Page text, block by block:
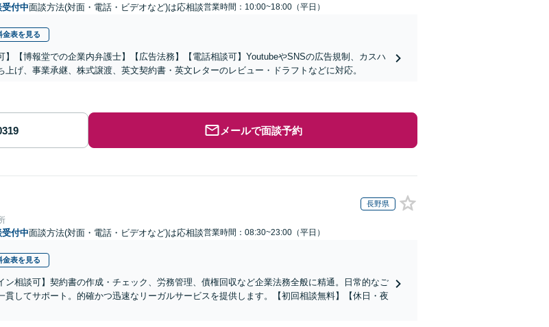
付中面談方法(対面・電話・ビデオなど)は応相談営業時間：10:00~18:00（平日）
金表を見る
】【博報堂での企業内弁護士】【広告法務】【電話相談可】YoutubeやSNSの広告規制、カスハ
上げ、事業承継、株式譲渡、英文契約書・英文レターのレビュー・ドラフトなどに対応。
メールで面談予約
長野県
付中面談方法(対面・電話・ビデオなど)は応相談営業時間：08:30~23:00（平日）
金表を見る
ン相談可】契約書の作成・チェック、労務管理、債権回収など企業法務全般に精通。日常的なご
貫してサポート。的確かつ迅速なリーガルサービスを提供します。【初回相談無料】【休日・夜